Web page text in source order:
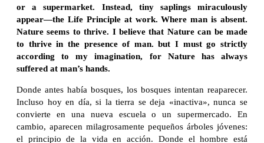
or a supermarket. Instead, tiny saplings miraculously
appear—the Life Principle at work. Where man is absent.
Nature seems to thrive. I believe that Nature can be made
to thrive in the presence of man. but I must go strictly
according to my imagination, for Nature has always
suffered at man’s hands.
Donde antes había bosques, los bosques intentan reaparecer.
Incluso hoy en día, si la tierra se deja «inactiva», nunca se
convierte en una nueva escuela o un supermercado. En
cambio, aparecen milagrosamente pequeños árboles jóvenes:
el principio de la vida en acción. Donde el hombre está